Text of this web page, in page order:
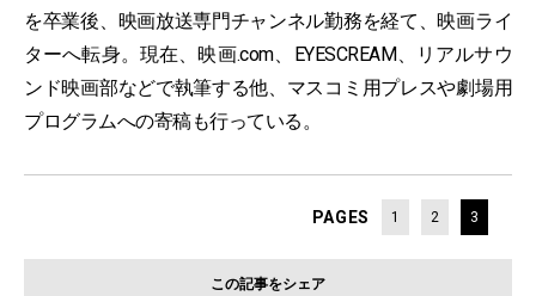
を卒業後、映画放送専門チャンネル勤務を経て、映画ライ
ターへ転身。現在、映画.com、EYESCREAM、リアルサウ
ンド映画部などで執筆する他、マスコミ用プレスや劇場用
プログラムへの寄稿も行っている。
PAGES 1 2 3
この記事をシェア